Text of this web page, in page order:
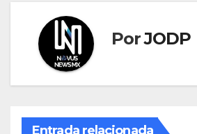
PorJODP
Entrada relacionada